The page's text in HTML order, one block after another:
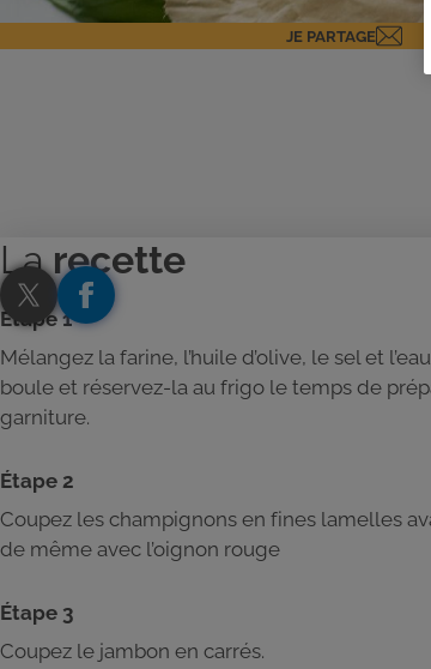
JE PARTAGE
Larecette
Étape 1
Mélangez la farine, l’huile d’olive, le sel et
boule et réservez-la au frigo le temps de
garniture.
Étape 2
Coupez les champignons en fines lamelles
de même avec l’oignon rouge
Étape 3
Coupez le jambon en carrés.